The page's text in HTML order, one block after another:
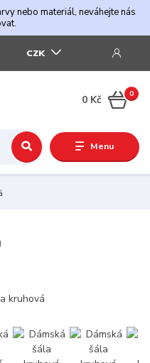
nebo materiál, neváhejte nás
Menu
CZK
0
0 Kč